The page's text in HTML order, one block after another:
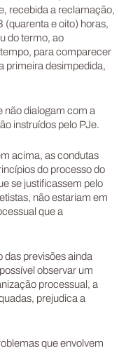
recebida a reclamação,
(quarenta e oito) horas,
do termo, ao
para comparecer
primeira desimpedida,
não dialogam com a
instruídos pelo PJe.
acima, as condutas
do processo do
se justificassem pelo
não estariam em
que a
das previsões ainda
observar um
processual, a
prejudica a
que envolvem